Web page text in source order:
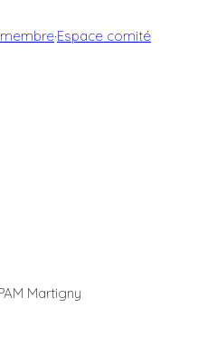
·Espace comité
Martigny